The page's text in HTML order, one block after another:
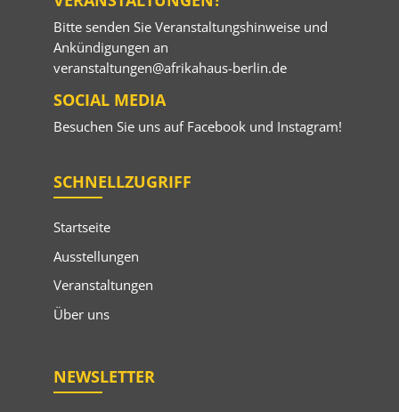
Bitte senden Sie Veranstaltungshinweise und
Ankündigungen an
veranstaltungen@afrikahaus-berlin.de
SOCIAL MEDIA
Besuchen Sie uns auf Facebookund Instagram!
SCHNELLZUGRIFF
Startseite
Ausstellungen
Veranstaltungen
Über uns
NEWSLETTER